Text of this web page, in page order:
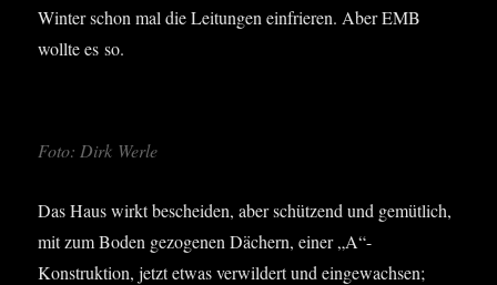
Win­ter schon mal die Lei­tun­gen ein­frie­ren. Aber EMB
woll­te es so.
Foto: Dirk Werle
Das Haus wirkt beschei­den, aber schüt­zend und gemüt­lich,
mit zum Boden gezo­ge­nen Dächern, einer „A“-
Konstruktion, jetzt etwas ver­wil­dert und ein­ge­wach­sen;